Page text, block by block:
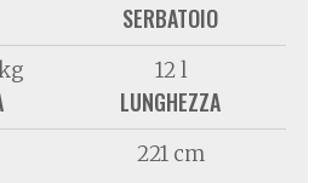
SERBATOIO
12 l
LUNGHEZZA
221 cm